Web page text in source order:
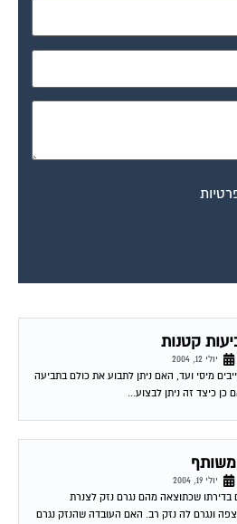
קטנות
יולי 12, 2004
מעל ל-5 דיירים החייבים מיסי ועד, האם ניתן לתבוע את כולם בתביעה
כן כיצד זה ניתן לבצוע...
יולי 19, 2004
בדירתו שכתוצאה מהם נגרם נזק לצנרת
ונגרם לה נזק רב. האם העובדה שהנזק נגרם